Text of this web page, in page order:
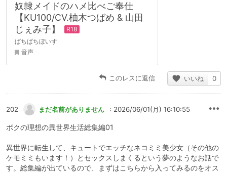
奴隷メイドのハメ比べご奉仕
【KU100/CV.柚木つばめ & 山田
じぇみ子】
ぱちぱちぼいす
音声
このレスに返信 いいね 0
202 まだ名前がありません : 2026/06/01(月) 16:10:55
ボクの理想の異世界生活総集編01
異世界に転生して、キュートでエッチなネコミミ美少女（その他の
ケモミミもいます！）とセックスしまくるという夢のようなお話で
す。総集編が出ているので、まずはこちらから入ってみるのをオス